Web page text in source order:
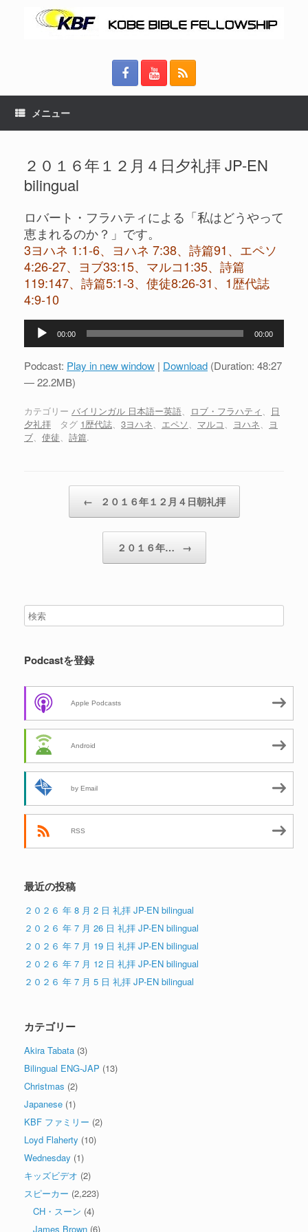
メニュー
２０１６年１２月４日夕礼拝 JP-EN
bilingual
ロバート・フラハティによる「私はどうやって
恵まれるのか？」です。
3ヨハネ 1:1-6、ヨハネ 7:38、詩篇91、エペソ
4:26-27、ヨブ33:15、マルコ1:35、詩篇
119:147、詩篇5:1-3、使徒8:26-31、1歴代誌
4:9-10
プ
ヤ
ー
00:00 00:00
Podcast: Play in new window | Download (Duration: 48:27
— 22.2MB)
カテゴリー バイリンガル 日本語ー英語、 ロブ・フラハティ、
日
夕礼拝 タグ 1歴代誌、 3ヨハネ、 エペソ、 マルコ、 ヨハネ、
ヨ
ブ、 使徒、 詩篇.
← ２０１６年１２月４日朝礼拝
２０１６年… →
Podcastを登録
Apple Podcasts
Android
by Email
RSS
最近の投稿
２０２６ 年 8 月 2 日 礼拝 JP-EN bilingual
２０２６ 年 7 月 26 日 礼拝 JP-EN bilingual
２０２６ 年 7 月 19 日 礼拝 JP-EN bilingual
２０２６ 年 7 月 12 日 礼拝 JP-EN bilingual
２０２６ 年 7 月 5 日 礼拝 JP-EN bilingual
カテゴリー
Akira Tabata (3)
Bilingual ENG-JAP (13)
Christmas (2)
Japanese (1)
KBF ファミリー (2)
Loyd Flaherty (10)
Wednesday (1)
キッズビデオ (2)
スピーカー (2,223)
CH・スーン (4)
James Brown (6)